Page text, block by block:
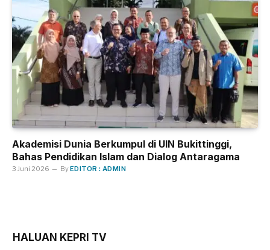
Akademisi Dunia Berkumpul di UIN Bukittinggi,
Bahas Pendidikan Islam dan Dialog Antaragama
3 Juni 2026 ByEDITOR : ADMIN
HALUAN KEPRI TV